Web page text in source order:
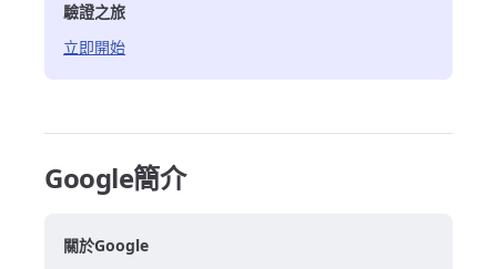
驗證之旅
立即開始
Google簡介
關於Google